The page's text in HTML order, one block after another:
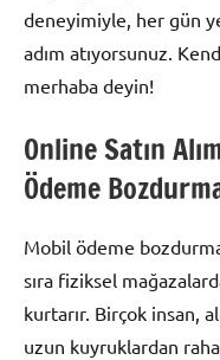
deneyimiyle, her gün
adım atıyorsunuz.
merhaba deyin!
Online Satın
Ödeme
Mobil ödeme
sıra fiziksel
kurtarır. Birçok insan,
uzun kuyruklardan